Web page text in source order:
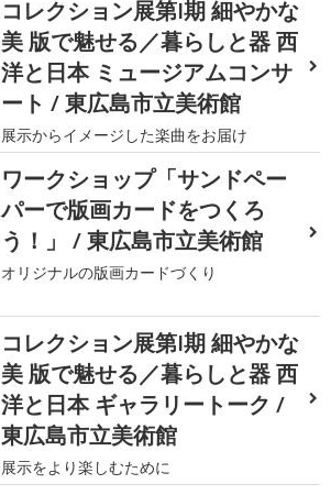
コレクション展第I期 細やかな
美 版で魅せる／暮らしと器 西
洋と日本 ミュージアムコンサ
ート / 東広島市立美術館
展示からイメージした楽曲をお届け
ワークショップ「サンドペー
パーで版画カードをつくろ
う！」 / 東広島市立美術館
オリジナルの版画カードづくり
コレクション展第I期 細やかな
美 版で魅せる／暮らしと器 西
洋と日本 ギャラリートーク /
東広島市立美術館
展示をより楽しむために